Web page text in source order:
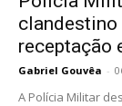
clandestino
receptação
Gabriel Gouvêa -
A Polícia Militar